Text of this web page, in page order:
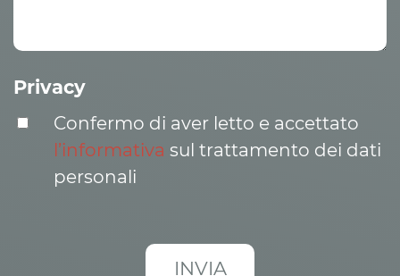
Privacy
Confermo di aver letto e accettato
l’informativa sul trattamento dei dati
personali